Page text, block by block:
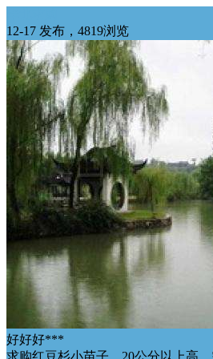
12-17 发布，4819浏览
好好好***
求购红豆杉小苗子，20公分以上高